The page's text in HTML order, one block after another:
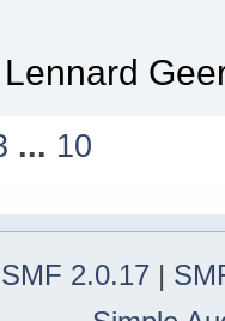
... 10
SMF 2.0.17 |